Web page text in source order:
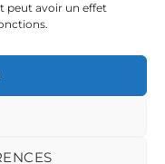
peut avoir un effet
DE NOUS